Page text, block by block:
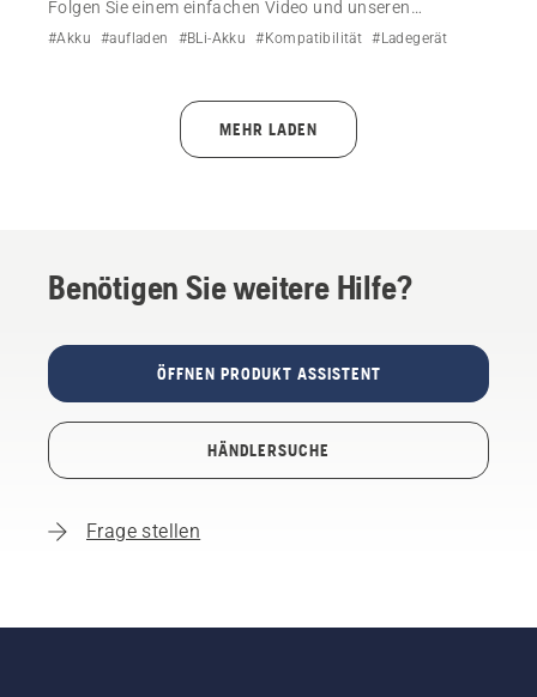
Folgen Sie einem einfachen Video und unseren
Ratschlägen, wie Sie Ihren Husqvarna BLi-X 36-V-Akku
#Akku #aufladen #BLi-Akku #Kompatibilität #Ladegerät
MEHR LADEN
Benötigen Sie weitere Hilfe?
ÖFFNEN PRODUKT ASSISTENT
HÄNDLERSUCHE
Frage stellen